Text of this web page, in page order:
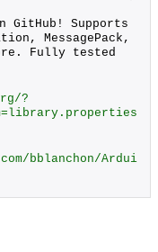
GitHub! Supports
MessagePack,
Fully tested
?
bblanchon/Ardui